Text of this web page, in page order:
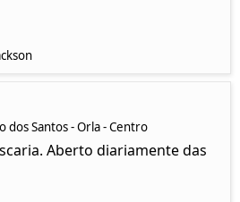
dos Santos - Orla - Centro
Aberto diariamente das